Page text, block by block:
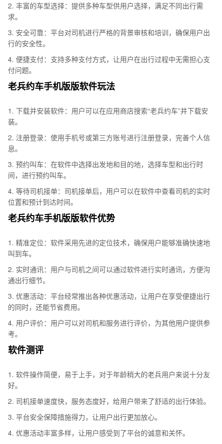
2. 丰富的车型选择：提供多种车型供用户选择，满足不同出行需
求。
3. 安全可靠：平台对司机进行严格的背景审核和培训，确保用户出
行的安全性。
4. 便捷支付：支持多种支付方式，让用户在出行过程中无需担心支
付问题。
老兵约车手机版版软件玩法
1. 下载并安装软件：用户可以在应用商店搜索“老兵约车”并下载安
装。
2. 注册登录：使用手机号或第三方账号进行注册登录，完善个人信
息。
3. 预约叫车：在软件中选择出发地和目的地，选择车型和出行时
间，进行预约叫车。
4. 等待司机接单：司机接单后，用户可以在软件中查看司机的实时
位置和预计到达时间。
老兵约车手机版版软件优势
1. 精准定位：软件采用先进的定位技术，确保用户能够准确快速地
叫到车。
2. 实时通讯：用户与司机之间可以通过软件进行实时通讯，方便沟
通出行细节。
3. 优惠活动：平台经常推出各种优惠活动，让用户在享受便捷出行
的同时，还能节省费用。
4. 用户评价：用户可以对司机和服务进行评价，为其他用户提供参
考。
软件测评
1. 软件操作简便，易于上手，对于年龄稍大的老兵用户来说十分友
好。
2. 司机接单速度快，服务态度好，给用户带来了舒适的出行体验。
3. 平台安全保障措施得力，让用户出行更加放心。
4. 优惠活动丰富多样，让用户感受到了平台的诚意和关怀。